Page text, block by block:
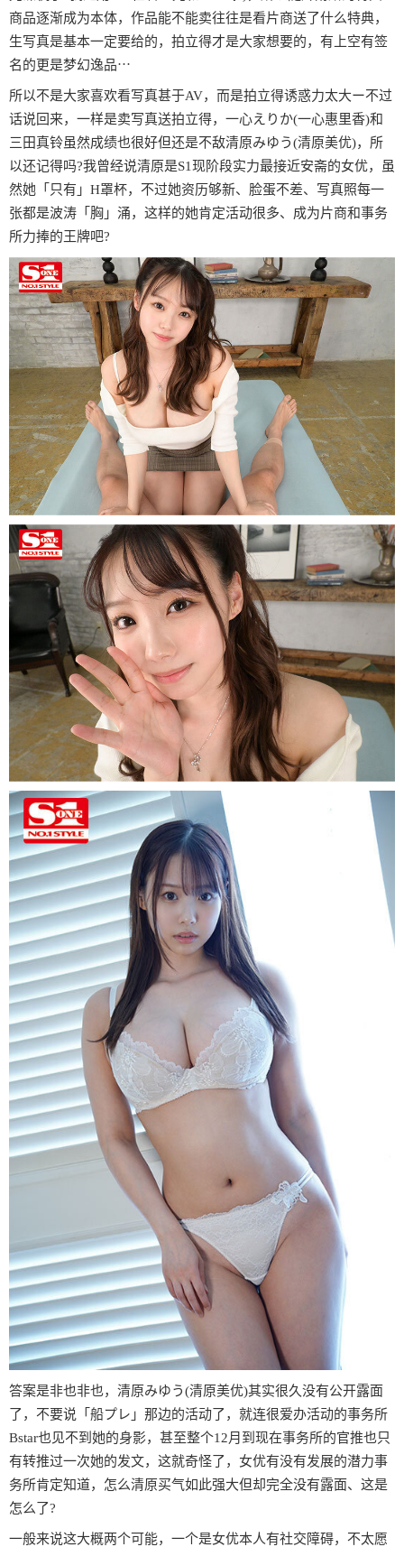
商品逐渐成为本体，作品能不能卖往往是看片商送了什么特典，
生写真是基本一定要给的，拍立得才是大家想要的，有上空有签
名的更是梦幻逸品⋯
所以不是大家喜欢看写真甚于AV，而是拍立得诱惑力太大ー不过
话说回来，一样是卖写真送拍立得，一心えりか(一心惠里香)和
三田真铃虽然成绩也很好但还是不敌清原みゆう(清原美优)，所
以还记得吗?我曾经说清原是S1现阶段实力最接近安斋的女优，虽
然她「只有」H罩杯，不过她资历够新、脸蛋不差、写真照每一
张都是波涛「胸」涌，这样的她肯定活动很多、成为片商和事务
所力捧的王牌吧?
答案是非也非也，清原みゆう(清原美优)其实很久没有公开露面
了，不要说「船プレ」那边的活动了，就连很爱办活动的事务所
Bstar也见不到她的身影，甚至整个12月到现在事务所的官推也只
有转推过一次她的发文，这就奇怪了，女优有没有发展的潜力事
务所肯定知道，怎么清原买气如此强大但却完全没有露面、这是
怎么了?
一般来说这大概两个可能，一个是女优本人有社交障碍，不太愿